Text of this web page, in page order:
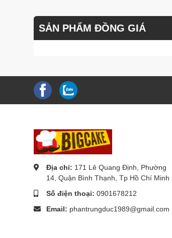
SẢN PHẨM ĐỒNG GIÁ
Địa chỉ: 171 Lê Quang Định, Phường
14, Quận Bình Thạnh, Tp Hồ Chí Minh
Số điện thoại: 0901678212
Email: phantrungduc1989@gmail.com